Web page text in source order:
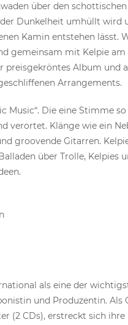
über den
Dunkelheit umhüllt wird
Kamin entstehen lässt.
gemeinsam mit Kelpie am
Album und
Arrangements.
Music“. Die eine Stimme
verortet. Klänge wie ein
groovende Gitarren.
über Trolle, Kelpies
als eine der
und Produzentin.
(2 CDs), erstreckt sich